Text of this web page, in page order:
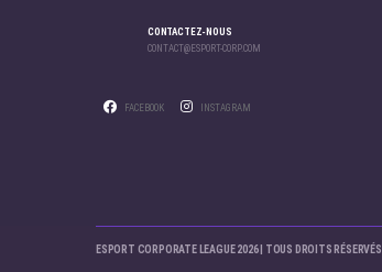
CONTACTEZ-NOUS
CONTACT@ESPORT-CORP.COM
FACEBOOK INSTAGRAM
ESPORT CORPORATE LEAGUE 2026 | TOUS DROITS RÉSERVÉS